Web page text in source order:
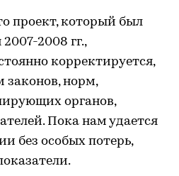
проект, который был
2008 гг.,
корректируется,
законов, норм,
органов,
Пока нам удается
без особых потерь,